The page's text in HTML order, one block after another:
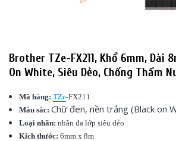
Brother TZe-FX211, Khổ 6mm, Dài
On White, Siêu Dẻo, Chống Thấm
Mã hàng: TZe-FX211
Màu sắc: Chữ đen, nền trắng (Black on
Loại nhãn: nhãn đa lớp siêu dẻo
Kích thước: 6mm x 8m